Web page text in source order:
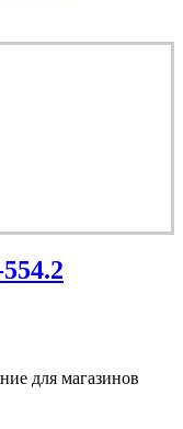
для магазинов